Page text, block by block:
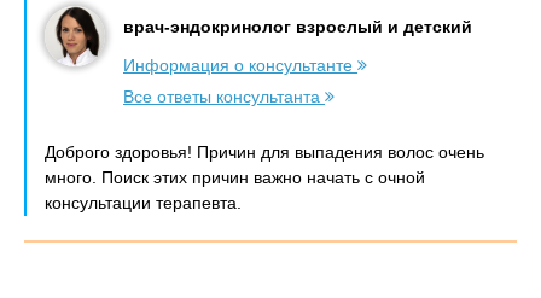
врач-эндокринолог взрослый и детский
Информация о консультанте
Все ответы консультанта
Доброго здоровья! Причин для выпадения волос очень
много. Поиск этих причин важно начать с очной
консультации терапевта.